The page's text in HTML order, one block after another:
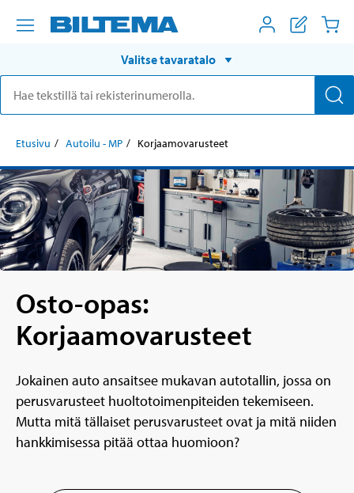
Valitse tavaratalo
Etusivu Autoilu - MP Korjaamovarusteet
Osto-opas:
Korjaamovarusteet
Jokainen auto ansaitsee mukavan autotallin, jossa on
perusvarusteet huoltotoimenpiteiden tekemiseen.
Mutta mitä tällaiset perusvarusteet ovat ja mitä niiden
hankkimisessa pitää ottaa huomioon?